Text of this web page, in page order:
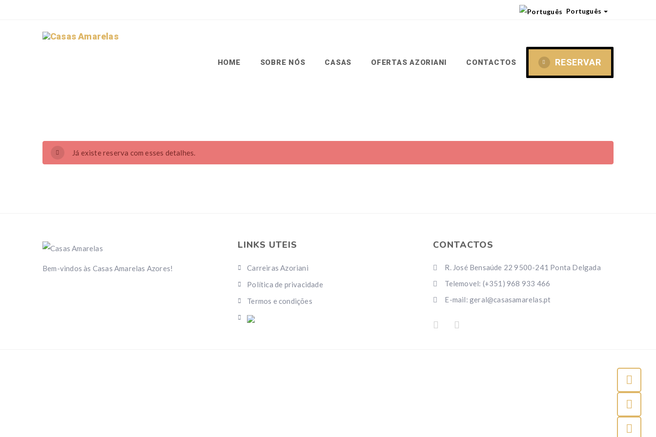
Português
HOME SOBRE NÓS CASAS OFERTAS AZORIANI CONTACTOS RESERVAR
Já existe reserva com esses detalhes.
Bem-vindos às Casas Amarelas Azores!
LINKS UTEIS
Carreiras Azoriani
Política de privacidade
Termos e condições
CONTACTOS
R. José Bensaúde 22 9500-241 Ponta Delgada
Telemovel: (+351) 968 933 466
E-mail: geral@casasamarelas.pt